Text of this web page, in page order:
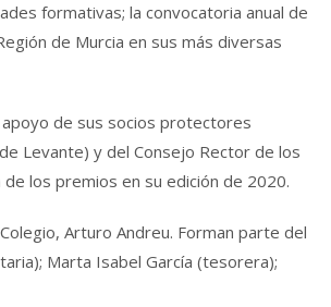
formativas; la convocatoria anual de
de Murcia en sus más diversas
apoyo de sus socios protectores
Levante) y del Consejo Rector de los
los premios en su edición de 2020.
Arturo Andreu. Forman parte del
Marta Isabel García (tesorera);